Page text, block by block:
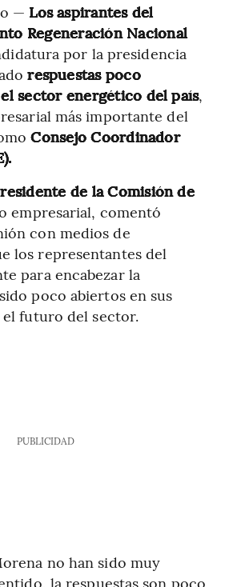
— Los aspirantes del
Regeneración Nacional
por la presidencia
respuestas poco
sector energético del país,
más importante del
Consejo Coordinador
de la Comisión de
empresarial, comentó
con medios de
los representantes del
para encabezar la
poco abiertos en sus
el futuro del sector.
PUBLICIDAD
no han sido muy
la respuestas son poco